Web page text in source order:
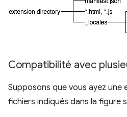
Compatibilité avec
Supposons que vous ayez une
fichiers indiqués dans la figure